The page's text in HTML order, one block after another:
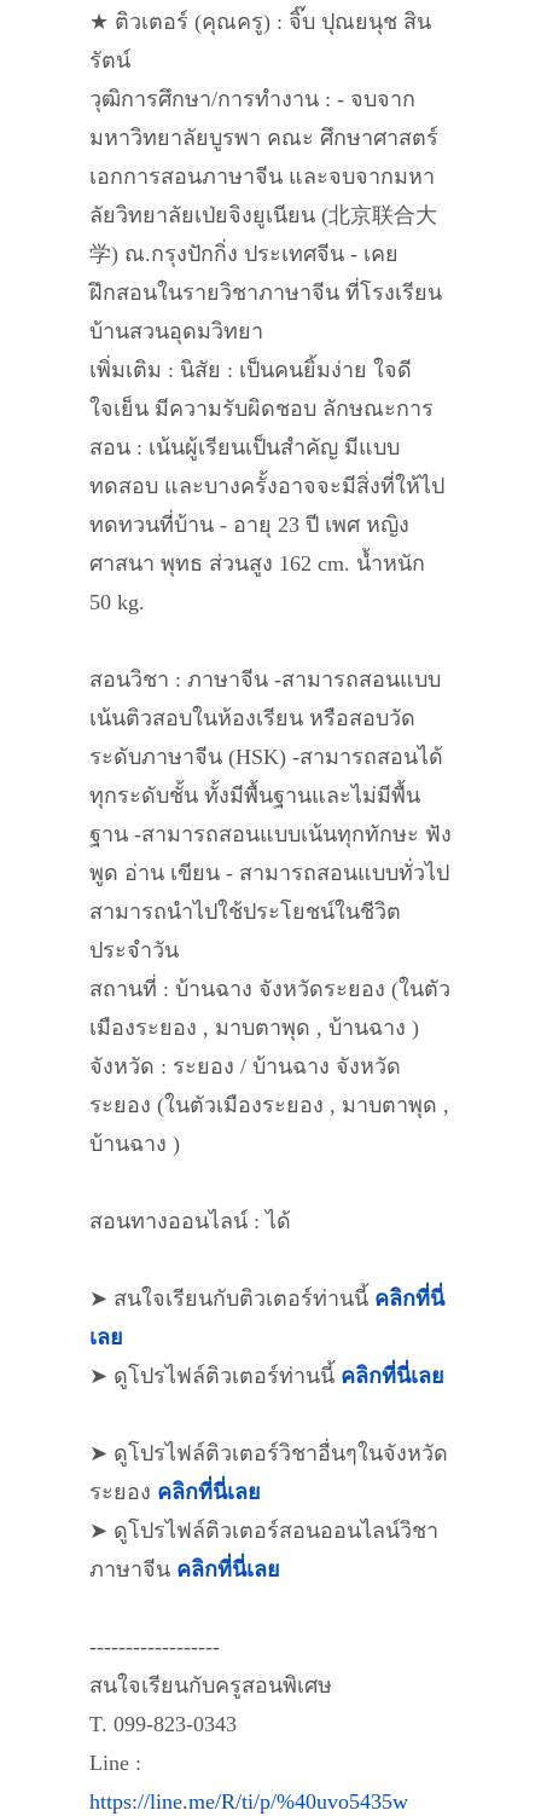
★ ติวเตอร์ (คุณครู) : จิ๊บ ปุณยนุช สิน
รัตน์
วุฒิการศึกษา/การทำงาน : - จบจาก
มหาวิทยาลัยบูรพา คณะ ศึกษาศาสตร์
เอกการสอนภาษาจีน และจบจากมหา
ลัยวิทยาลัยเป่ยจิงยูเนียน (北京联合大
学) ณ.กรุงปักกิ่ง ประเทศจีน - เคย
ฝึกสอนในรายวิชาภาษาจีน ที่โรงเรียน
บ้านสวนอุดมวิทยา
เพิ่มเติม : นิสัย : เป็นคนยิ้มง่าย ใจดี
ใจเย็น มีความรับผิดชอบ ลักษณะการ
สอน : เน้นผู้เรียนเป็นสำคัญ มีแบบ
ทดสอบ และบางครั้งอาจจะมีสิ่งที่ให้ไป
ทดทวนที่บ้าน - อายุ 23 ปี เพศ หญิง
ศาสนา พุทธ ส่วนสูง 162 cm. น้ำหนัก
50 kg.
สอนวิชา : ภาษาจีน -สามารถสอนแบบ
เน้นติวสอบในห้องเรียน หรือสอบวัด
ระดับภาษาจีน (HSK) -สามารถสอนได้
ทุกระดับชั้น ทั้งมีพื้นฐานและไม่มีพื้น
ฐาน -สามารถสอนแบบเน้นทุกทักษะ ฟัง
พูด อ่าน เขียน - สามารถสอนแบบทั่วไป
สามารถนำไปใช้ประโยชน์ในชีวิต
ประจำวัน
สถานที่ : บ้านฉาง จังหวัดระยอง (ในตัว
เมืองระยอง , มาบตาพุด , บ้านฉาง )
จังหวัด : ระยอง / บ้านฉาง จังหวัด
ระยอง (ในตัวเมืองระยอง , มาบตาพุด ,
บ้านฉาง )
สอนทางออนไลน์ : ได้
➤ สนใจเรียนกับติวเตอร์ท่านนี้ คลิกที่นี่
เลย
➤ ดูโปรไฟล์ติวเตอร์ท่านนี้ คลิกที่นี่เลย
➤ ดูโปรไฟล์ติวเตอร์วิชาอื่นๆในจังหวัด
ระยอง คลิกที่นี่เลย
➤ ดูโปรไฟล์ติวเตอร์สอนออนไลน์วิชา
ภาษาจีน คลิกที่นี่เลย
------------------
สนใจเรียนกับครูสอนพิเศษ
T. 099-823-0343
Line :
https://line.me/R/ti/p/%40uvo5435w